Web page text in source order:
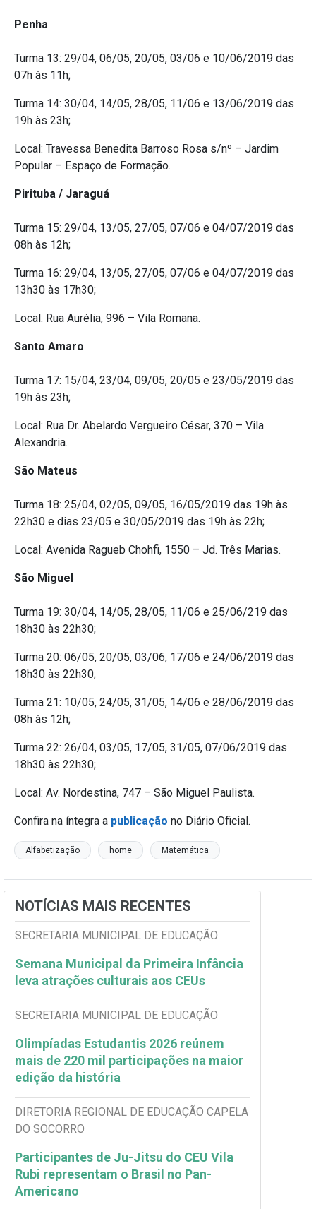
Penha
Turma 13: 29/04, 06/05, 20/05, 03/06 e 10/06/2019 das
07h às 11h;
Turma 14: 30/04, 14/05, 28/05, 11/06 e 13/06/2019 das
19h às 23h;
Local: Travessa Benedita Barroso Rosa s/nº – Jardim
Popular – Espaço de Formação.
Pirituba / Jaraguá
Turma 15: 29/04, 13/05, 27/05, 07/06 e 04/07/2019 das
08h às 12h;
Turma 16: 29/04, 13/05, 27/05, 07/06 e 04/07/2019 das
13h30 às 17h30;
Local: Rua Aurélia, 996 – Vila Romana.
Santo Amaro
Turma 17: 15/04, 23/04, 09/05, 20/05 e 23/05/2019 das
19h às 23h;
Local: Rua Dr. Abelardo Vergueiro César, 370 – Vila
Alexandria.
São Mateus
Turma 18: 25/04, 02/05, 09/05, 16/05/2019 das 19h às
22h30 e dias 23/05 e 30/05/2019 das 19h às 22h;
Local: Avenida Ragueb Chohfi, 1550 – Jd. Três Marias.
São Miguel
Turma 19: 30/04, 14/05, 28/05, 11/06 e 25/06/219 das
18h30 às 22h30;
Turma 20: 06/05, 20/05, 03/06, 17/06 e 24/06/2019 das
18h30 às 22h30;
Turma 21: 10/05, 24/05, 31/05, 14/06 e 28/06/2019 das
08h às 12h;
Turma 22: 26/04, 03/05, 17/05, 31/05, 07/06/2019 das
18h30 às 22h30;
Local: Av. Nordestina, 747 – São Miguel Paulista.
Confira na íntegra a publicação no Diário Oficial.
Alfabetização home Matemática
NOTÍCIAS MAIS RECENTES
SECRETARIA MUNICIPAL DE EDUCAÇÃO
Semana Municipal da Primeira Infância
leva atrações culturais aos CEUs
SECRETARIA MUNICIPAL DE EDUCAÇÃO
Olimpíadas Estudantis 2026 reúnem
mais de 220 mil participações na maior
edição da história
DIRETORIA REGIONAL DE EDUCAÇÃO CAPELA
DO SOCORRO
Participantes de Ju-Jitsu do CEU Vila
Rubi representam o Brasil no Pan-
Americano